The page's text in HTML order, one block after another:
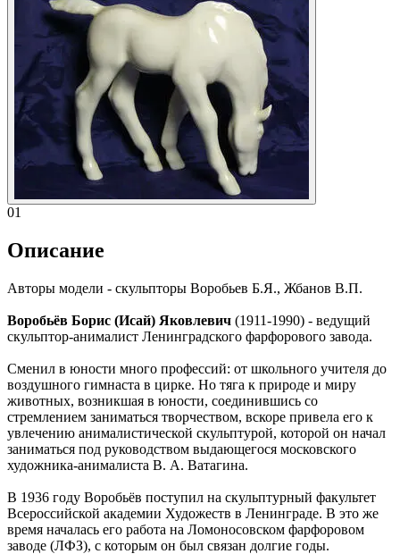
01
Описание
Авторы модели - скульпторы Воробьев Б.Я., Жбанов В.П.
Воробьёв Борис (Исай) Яковлевич (1911-1990) - ведущий
скульптор-анималист Ленинградского фарфорового завода.
Сменил в юности много профессий: от школьного учителя до
воздушного гимнаста в цирке. Но тяга к природе и миру
животных, возникшая в юности, соединившись со
стремлением заниматься творчеством, вскоре привела его к
увлечению анималистической скульптурой, которой он начал
заниматься под руководством выдающегося московского
художника-анималиста В. А. Ватагина.
В 1936 году Воробьёв поступил на скульптурный факультет
Всероссийской академии Художеств в Ленинграде. В это же
время началась его работа на Ломоносовском фарфоровом
заводе (ЛФЗ), с которым он был связан долгие годы.